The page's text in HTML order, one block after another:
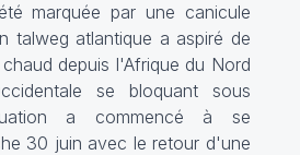
marquée par une canicule
talweg atlantique a aspiré de
depuis l'Afrique du Nord
se bloquant sous
a commencé à se
30 juin avec le retour d'une